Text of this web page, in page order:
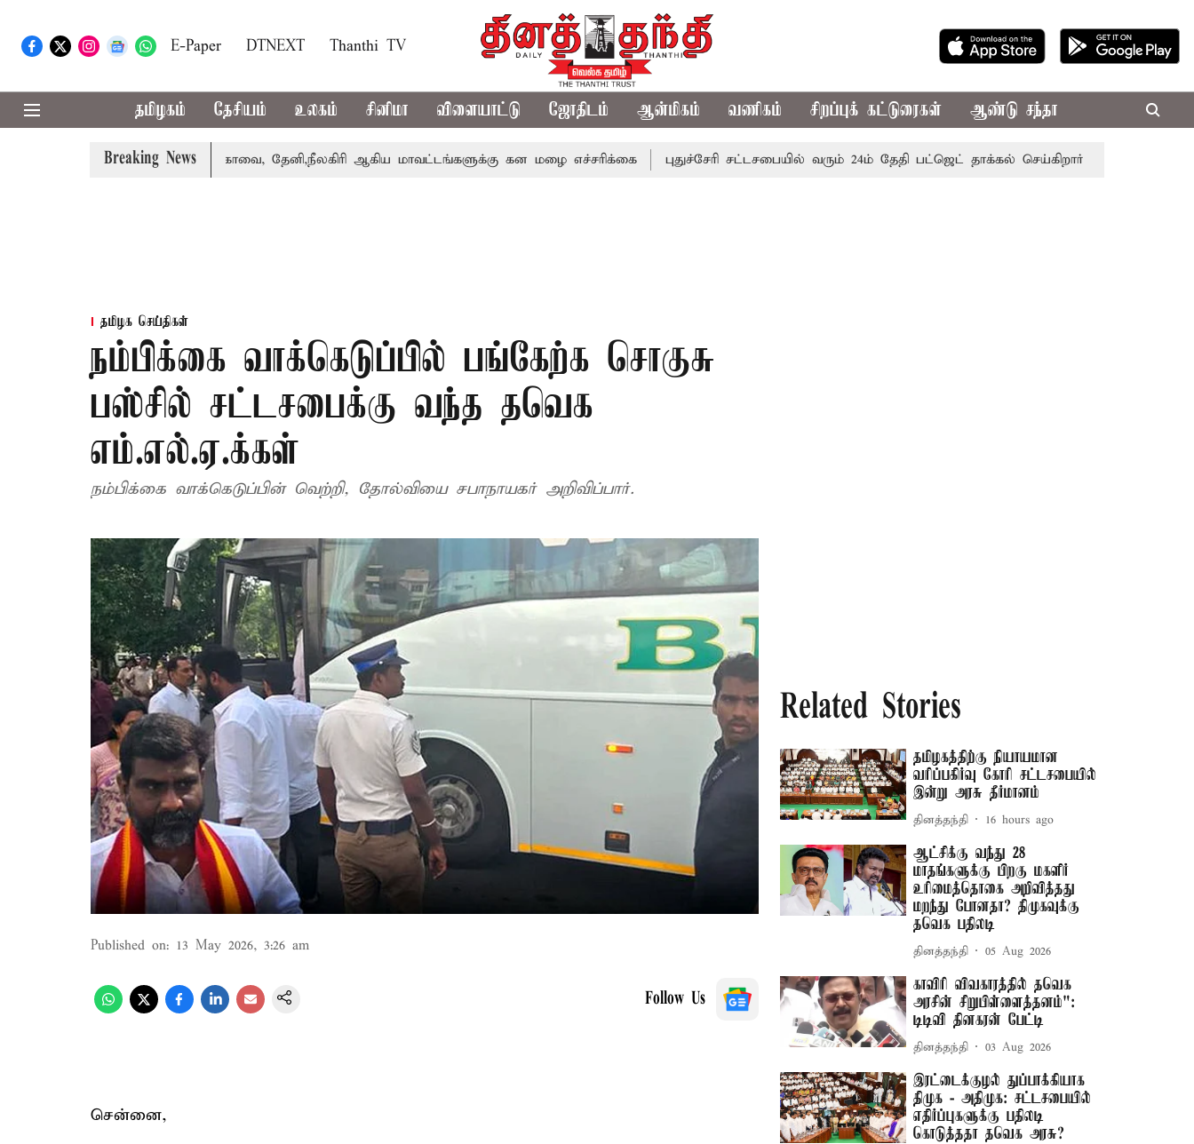
E-Paper DTNEXT Thanthi TV
தமிழகம் தேசியம் உலகம் சினிமா விளையாட்டு ஜோதிடம் ஆன்மிகம் வணிகம் சிறப்புக் கட்டுரைகள் ஆண்டு சந்தா
Breaking News
பெற்றார் சங்கீதா கோவை, தேனி,நீலகிரி ஆகிய மாவட்டங்களுக்கு கன மழை எச்சரிக்கை புதுச்சேரி சட்டசபையில் வரும் 24ம் தேதி பட்ஜெட் தாக்கல் செய்கிறார் முதல்-அமைச்சர் ரங்கசாமி
தமிழக செய்திகள்
நம்பிக்கை வாக்கெடுப்பில் பங்கேற்க சொகுசு
பஸ்சில் சட்டசபைக்கு வந்த தவெக
எம்.எல்.ஏ.க்கள்
நம்பிக்கை வாக்கெடுப்பின் வெற்றி, தோல்வியை சபாநாயகர் அறிவிப்பார்.
Published on: 13 May 2026, 3:26 am
Follow Us
சென்னை,
Related Stories
தமிழகத்திற்கு நியாயமான
வரிப்பகிர்வு கோரி சட்டசபையில்
இன்று அரசு தீர்மானம்
தினத்தந்தி 16 hours ago
ஆட்சிக்கு வந்து 28
மாதங்களுக்கு பிறகு மகளிர்
உரிமைத்தொகை அறிவித்தது
மறந்து போனதா? திமுகவுக்கு
தவெக பதிலடி
தினத்தந்தி 05 Aug 2026
காவிரி விவகாரத்தில் தவெக
அரசின் சிறுபிள்ளைத்தனம்":
டிடிவி தினகரன் பேட்டி
தினத்தந்தி 03 Aug 2026
இரட்டைக்குழல் துப்பாக்கியாக
திமுக - அதிமுக: சட்டசபையில்
எதிர்ப்புகளுக்கு பதிலடி
கொடுத்ததா தவெக அரசு?